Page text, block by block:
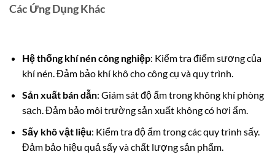
Các Ứng Dụng Khác
Hệ thống khí nén công nghiệp: Kiểm tra điểm sương của
khí nén. Đảm bảo khí khô cho công cụ và quy trình.
Sản xuất bán dẫn: Giám sát độ ẩm trong không khí phòng
sạch. Đảm bảo môi trường sản xuất không có hơi ẩm.
Sấy khô vật liệu: Kiểm tra độ ẩm trong các quy trình sấy.
Đảm bảo hiệu quả sấy và chất lượng sản phẩm.